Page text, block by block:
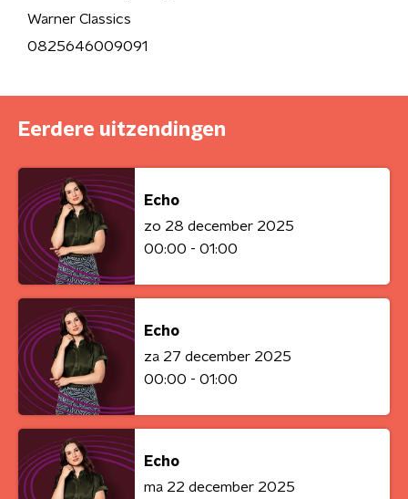
Warner Classics
0825646009091
Eerdere uitzendingen
Echo
zo 28 december 2025
00:00 - 01:00
Echo
za 27 december 2025
00:00 - 01:00
Echo
ma 22 december 2025